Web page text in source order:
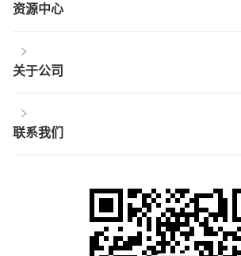
资源中心
关于公司
联系我们